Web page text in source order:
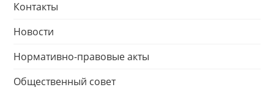
Контакты
Новости
Нормативно-правовые акты
Общественный совет